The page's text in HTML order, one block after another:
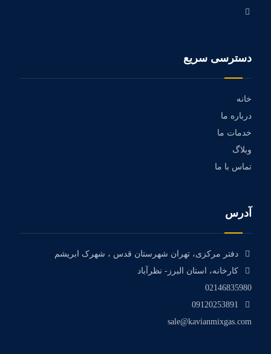
دسترسی سریع
خانه
درباره ما
خدمات ما
وبلاگ
تماس با ما
آدرس
دفتر مرکزی، تهران شهرستان قدس ، شهرک ابریشم
کارخانه، استان البرز- نظرآباد
02146835980
09120253891
sale@kavianmixgas.com